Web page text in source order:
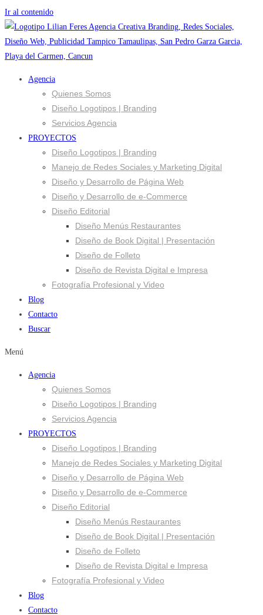
Ir al contenido
Agencia
Quienes Somos
Diseño Logotipos | Branding
Servicios Agencia
PROYECTOS
Diseño Logotipos | Branding
Manejo de Redes Sociales y Marketing Digital
Diseño y Desarrollo de Página Web
Diseño y Desarrollo de e-Commerce
Diseño Editorial
Diseño Menús Restaurantes
Diseño de Book Digital | Presentación
Diseño de Folleto
Diseño de Revista Digital e Impresa
Fotografía Profesional y Video
Blog
Contacto
Buscar
Menú
Agencia
Quienes Somos
Diseño Logotipos | Branding
Servicios Agencia
PROYECTOS
Diseño Logotipos | Branding
Manejo de Redes Sociales y Marketing Digital
Diseño y Desarrollo de Página Web
Diseño y Desarrollo de e-Commerce
Diseño Editorial
Diseño Menús Restaurantes
Diseño de Book Digital | Presentación
Diseño de Folleto
Diseño de Revista Digital e Impresa
Fotografía Profesional y Video
Blog
Contacto